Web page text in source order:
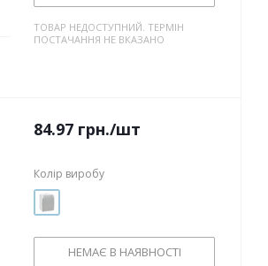
ТОВАР НЕДОСТУПНИЙ. ТЕРМІН
ПОСТАЧАННЯ НЕ ВКАЗАНО
84.97 грн./шт
Колір виробу
НЕМАЄ В НАЯВНОСТІ